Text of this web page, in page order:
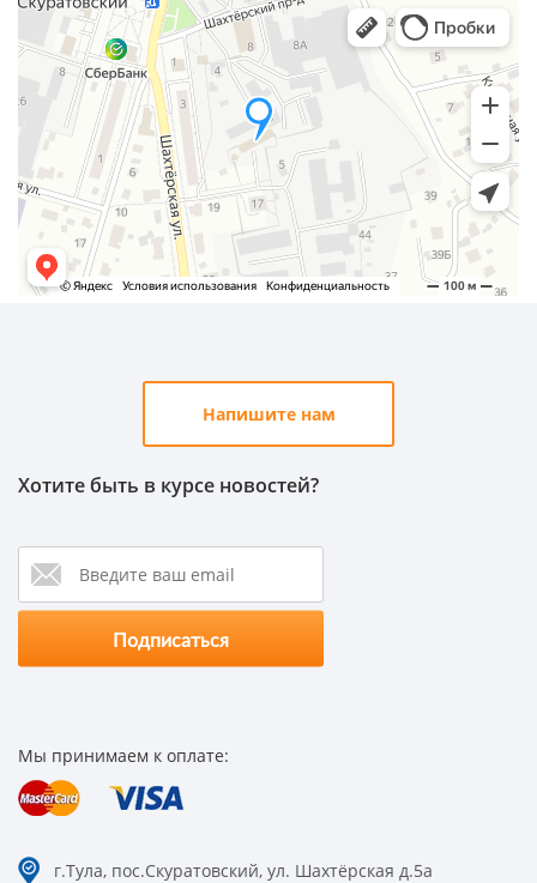
Напишите нам
Хотите быть в курсе новостей?
Мы принимаем к оплате:
г.Тула, пос.Скуратовский, ул. Шахтёрская д.5а